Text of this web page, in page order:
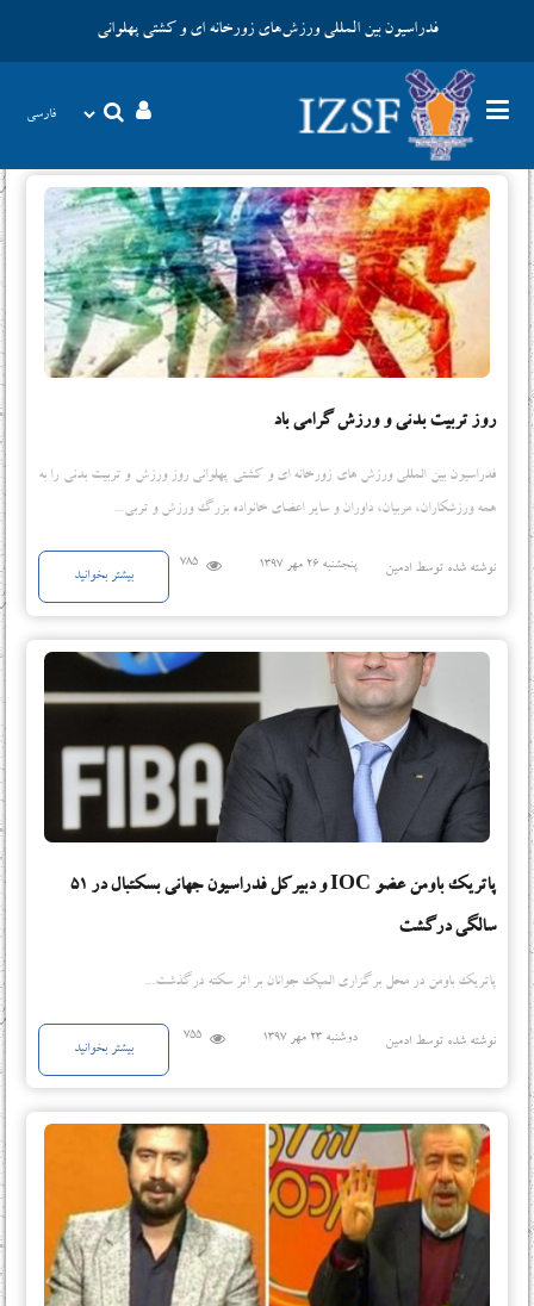
فدراسیون بین المللی ورزش‌های زورخانه ای و کشتی پهلوانی
روز تربیت بدنی و ورزش گرامی باد
فدراسیون بین المللی ورزش های زورخانه ای و کشتی پهلوانی روز ورزش و تربیت بدنی را به
همه ورزشکاران، مربیان، داوران و سایر اعضای خانواده بزرگ ورزش و تربی...
نوشته شده توسط ادمین پنجشنبه 26 مهر 1397
785
بیشتر بخوانید
پاتریک باومن عضو IOC و دبیرکل فدراسیون جهانی بسکتبال در 51
سالگی درگشت
پاتریک باومن در محل برگزاری المپک جوانان بر اثر سکته درگذشت...
نوشته شده توسط ادمین دوشنبه 23 مهر 1397
755
بیشتر بخوانید